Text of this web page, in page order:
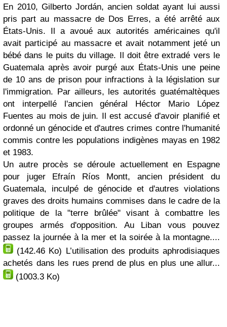
En 2010, Gilberto Jordán, ancien soldat ayant lui aussi
pris part au massacre de Dos Erres, a été arrêté aux
États-Unis. Il a avoué aux autorités américaines qu'il
avait participé au massacre et avait notamment jeté un
bébé dans le puits du village. Il doit être extradé vers le
Guatemala après avoir purgé aux États-Unis une peine
de 10 ans de prison pour infractions à la législation sur
l'immigration. Par ailleurs, les autorités guatémaltèques
ont interpellé l'ancien général Héctor Mario López
Fuentes au mois de juin. Il est accusé d'avoir planifié et
ordonné un génocide et d'autres crimes contre l'humanité
commis contre les populations indigènes mayas en 1982
et 1983.
Un autre procès se déroule actuellement en Espagne
pour juger Efraín Ríos Montt, ancien président du
Guatemala, inculpé de génocide et d'autres violations
graves des droits humains commises dans le cadre de la
politique de la "terre brûlée" visant à combattre les
groupes armés d'opposition. Au Liban vous pouvez
passez la journée à la mer et la soirée à la montagne....
(142.46 Ko) L’utilisation des produits aphrodisiaques
achetés dans les rues prend de plus en plus une allur...
(1003.3 Ko)